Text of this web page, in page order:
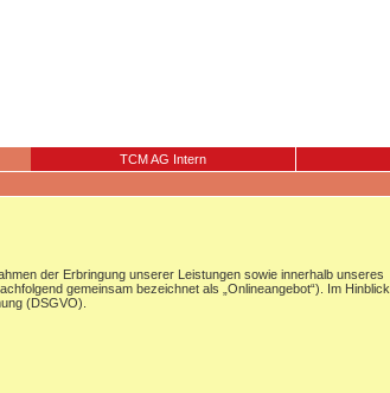
TCM AG Intern
der Erbringung unserer Leistungen sowie innerhalb unseres
gemeinsam bezeichnet als „Onlineangebot“). Im Hinblick
(DSGVO).